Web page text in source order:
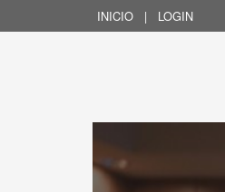
INICIO | LOGIN